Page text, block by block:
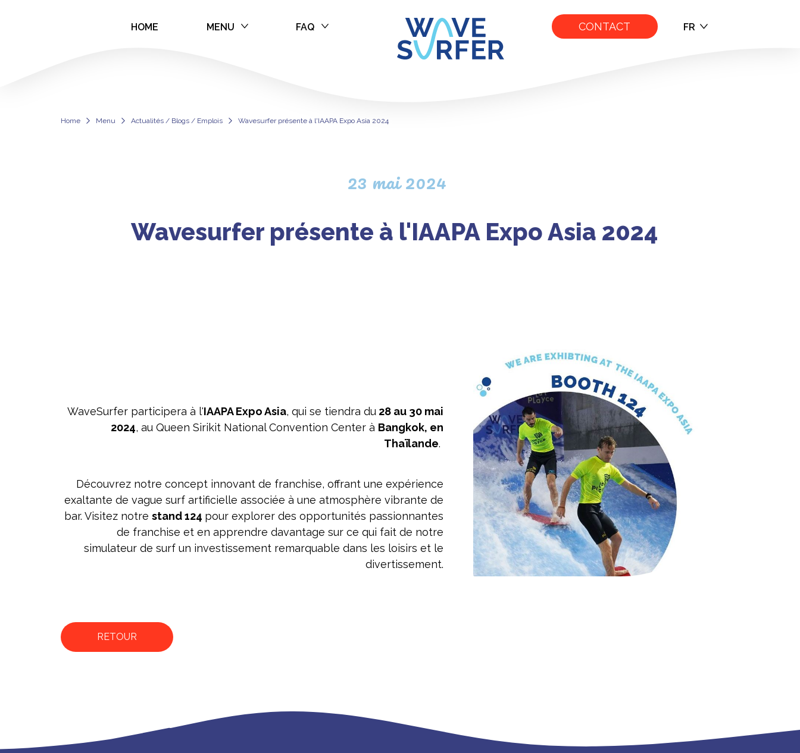
HOME MENU FAQ CONTACT FR
Home Menu Actualités / Blogs / Emplois Wavesurfer présente à l'IAAPA Expo Asia 2024
Wavesurfer présente à l'IAAPA Expo Asia 2024
23 mai 2024
Wavesurfer présente à l'IAAPA Expo Asia 2024
WaveSurfer participera à l'IAAPA Expo Asia, qui se tiendra du28 au 30 mai
2024, au Queen Sirikit National Convention Center à Bangkok, en
Thaïlande.
Découvrez notre concept innovant de franchise, offrant une expérience
exaltante de vague surf artificielle associée à une atmosphère vibrante de
bar. Visitez notre stand 124 pour explorer des opportunités passionnantes
de franchise et en apprendre davantage sur ce qui fait de notre
simulateur de surf un investissement remarquable dans les loisirs et le
divertissement.
RETOUR